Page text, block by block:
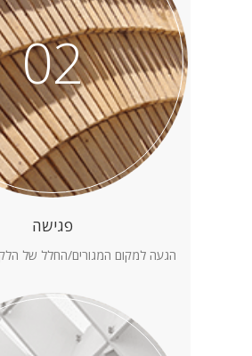
02
פגישה
הגעה למקום המגורים/החלל של